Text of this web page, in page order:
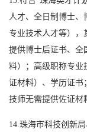
人才、全日制博士、
专业技术人才等），
提供博士后证书、全
料）；高级职称专业
证材料）、学历证书
技师无需提供佐证材
14.珠海市科技创新